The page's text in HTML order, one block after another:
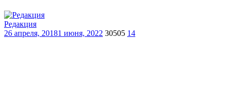
Редакция
26 апреля, 20181 июня, 2022 30505 14